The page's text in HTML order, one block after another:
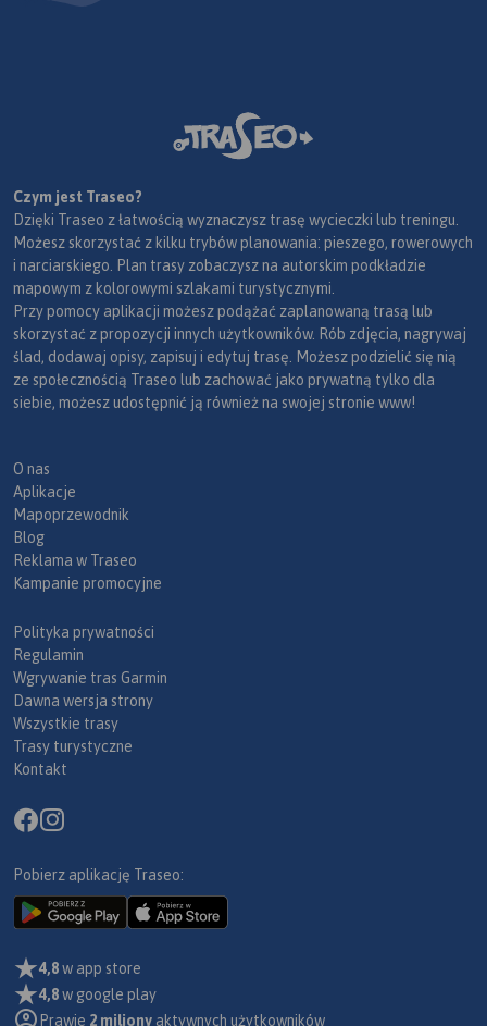
Czym jest Traseo?
Dzięki Traseo z łatwością wyznaczysz trasę wycieczki lub treningu.
Możesz skorzystać z kilku trybów planowania: pieszego, rowerowych
i narciarskiego. Plan trasy zobaczysz na autorskim podkładzie
mapowym z kolorowymi szlakami turystycznymi.
Przy pomocy aplikacji możesz podążać zaplanowaną trasą lub
skorzystać z propozycji innych użytkowników. Rób zdjęcia, nagrywaj
ślad, dodawaj opisy, zapisuj i edytuj trasę. Możesz podzielić się nią
ze społecznością Traseo lub zachować jako prywatną tylko dla
siebie, możesz udostępnić ją również na swojej stronie www!
O nas
Aplikacje
Mapoprzewodnik
Blog
Reklama w Traseo
Kampanie promocyjne
Polityka prywatności
Regulamin
Wgrywanie tras Garmin
Dawna wersja strony
Wszystkie trasy
Trasy turystyczne
Kontakt
Pobierz aplikację Traseo:
4,8w app store
4,8w google play
Prawie 2 miliony aktywnych użytkowników